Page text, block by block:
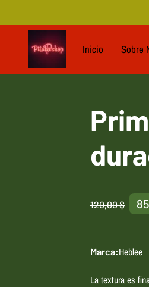
Inicio Sobre
120,00 $
Marca:Heblee
La textura es